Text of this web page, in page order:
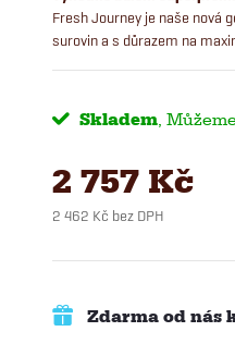
Fresh Journey je naše nová
surovin a s důrazem na
Skladem
2 757 Kč
2 462 Kč bez DPH
cena:
Zdarma od nás